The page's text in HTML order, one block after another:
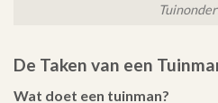
De Taken van een
Wat doet een tuinman?